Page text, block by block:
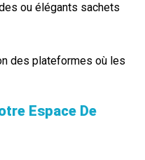
ou élégants sachets
des plateformes où les
Espace De